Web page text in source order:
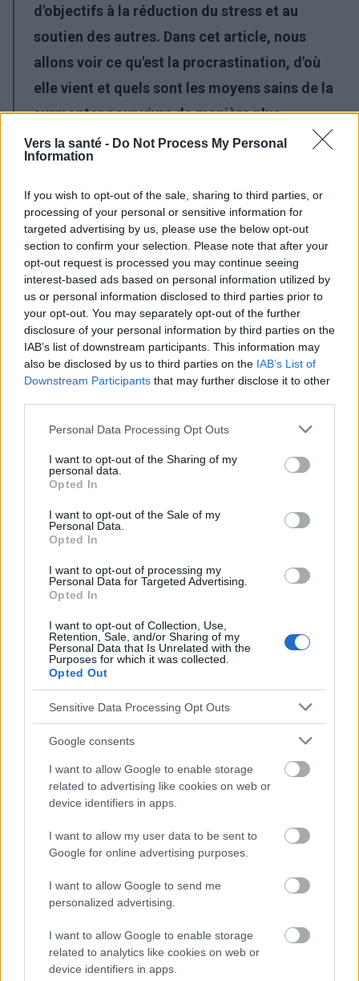
Vers la santé - Do Not Process My Personal
Information
If you wish to opt-out of the sale, sharing to third parties, or
processing of your personal or sensitive information for
targeted advertising by us, please use the below opt-out
section to confirm your selection. Please note that after your
opt-out request is processed you may continue seeing
interest-based ads based on personal information utilized by
us or personal information disclosed to third parties prior to
your opt-out. You may separately opt-out of the further
disclosure of your personal information by third parties on the
IAB’s list of downstream participants. This information may
also be disclosed by us to third parties on the IAB’s List of
Downstream Participants that may further disclose it to other
Please note that this website/app uses one or more Google
not limited to your visit or usage behaviour. You may click to
grant or deny consent to Google and its third-party tags to
use your data for below specified purposes in below Google
consent section.
Personal Data Processing Opt Outs
I want to opt-out of the Sharing of my
personal data.
Opted In
I want to opt-out of the Sale of my
Personal Data.
Opted In
I want to opt-out of processing my
Personal Data for Targeted Advertising.
Opted In
I want to opt-out of Collection, Use,
Retention, Sale, and/or Sharing of my
Personal Data that Is Unrelated with the
Purposes for which it was collected.
Opted Out
Sensitive Data Processing Opt Outs
Google consents
I want to allow Google to enable storage
related to advertising like cookies on web or
device identifiers in apps.
I want to allow my user data to be sent to
Google for online advertising purposes.
I want to allow Google to send me
personalized advertising.
I want to allow Google to enable storage
related to analytics like cookies on web or
device identifiers in apps.
d'objectifs à la réduction du stress et au
soutien des autres. Dans cet article, nous
allons voir ce qu'est la procrastination, d'où
elle vient et quels sont les moyens sains de la
surmonter pour vivre de manière plus
organisée et avec un plus grand sentiment
d'accomplissement. Nous vous invitons à
poursuivre votre lecture !
Publicité:
Utile? Partagez-le sur Facebook!
Vous voulez rester informé ? Suivez-
o g
e
EN RAPPORT
Sujets Conscience de soi Des méthodes saines
Des objectifs réalistes Gestion du temps
La productivité Les priorités Motivation
Organisation
Santé mentale
Soutien social Thérapie
Voir aussi en english deutsch polskim
Le contenu et les documents de ce site Web sont éducatifs et
responsables des effets de leur utilisation. Avant d'utiliser les
conseils et astuces contenus dans le site, vous devez
absolument consulter votre médecin.